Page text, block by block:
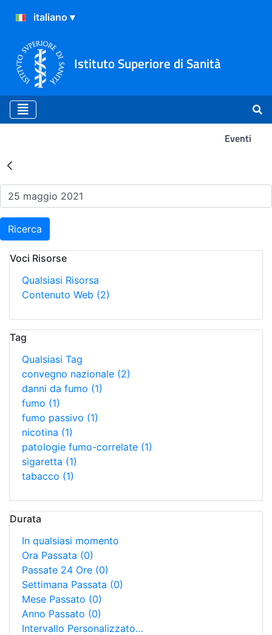
Istituto Superiore di Sanità
Eventi
Risultati della Ricerca -
Ricerca
Voci Risorse
Qualsiasi Risorsa
Contenuto Web (2)
Tag
Qualsiasi Tag
convegno nazionale (2)
danni da fumo (1)
fumo (1)
fumo passivo (1)
nicotina (1)
patologie fumo-correlate (1)
sigaretta (1)
tabacco (1)
Durata
In qualsiasi momento
Ora Passata (0)
Passate 24 Ore (0)
Settimana Passata (0)
Mese Passato (0)
Anno Passato (0)
Intervallo Personalizzato…